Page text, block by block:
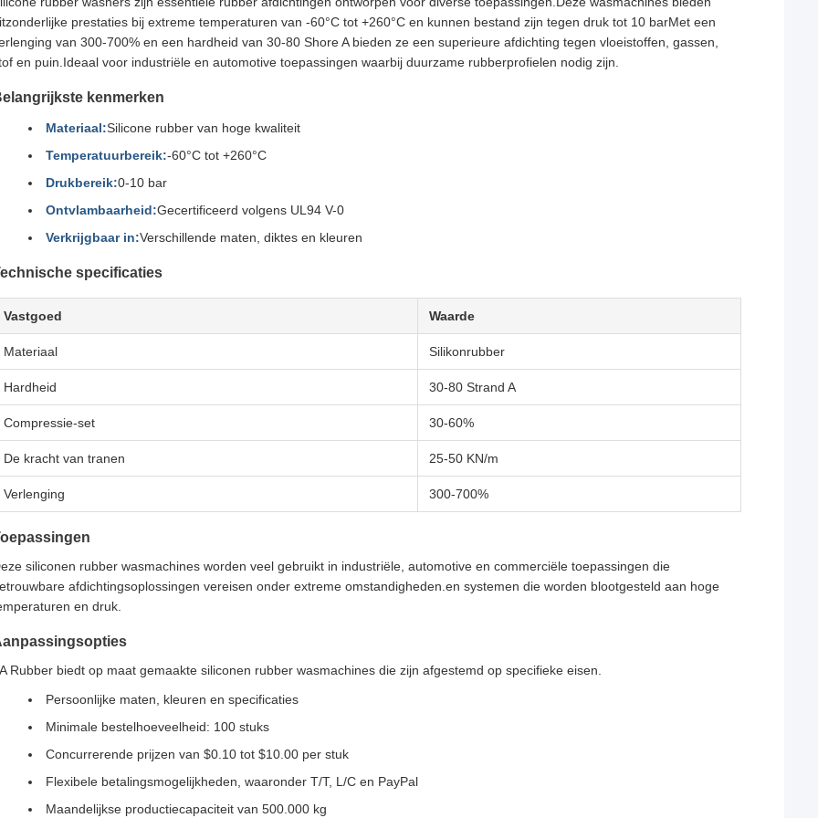
prestaties bij extreme temperaturen van -60°C tot +260°C en kunnen bestand zijn tegen druk tot 10 barMet een
van 300-700% en een hardheid van 30-80 Shore A bieden ze een superieure afdichting tegen vloeistoffen, gassen,
en puin.Ideaal voor industriële en automotive toepassingen waarbij duurzame rubberprofielen nodig zijn.
kenmerken
Materiaal:Silicone rubber van hoge kwaliteit
Temperatuurbereik:-60°C tot +260°C
Drukbereik:0-10 bar
Ontvlambaarheid:Gecertificeerd volgens UL94 V-0
Verkrijgbaar in:Verschillende maten, diktes en kleuren
specificaties
Vastgoed Waarde
Materiaal Silikonrubber
Hardheid 30-80 Strand A
Compressie-set 30-60%
De kracht van tranen 25-50 KN/m
Verlenging 300-700%
siliconen rubber wasmachines worden veel gebruikt in industriële, automotive en commerciële toepassingen die
afdichtingsoplossingen vereisen onder extreme omstandigheden.en systemen die worden blootgesteld aan hoge
en druk.
Rubber biedt op maat gemaakte siliconen rubber wasmachines die zijn afgestemd op specifieke eisen.
Persoonlijke maten, kleuren en specificaties
Minimale bestelhoeveelheid: 100 stuks
Concurrerende prijzen van $0.10 tot $10.00 per stuk
Flexibele betalingsmogelijkheden, waaronder T/T, L/C en PayPal
Maandelijkse productiecapaciteit van 500.000 kg